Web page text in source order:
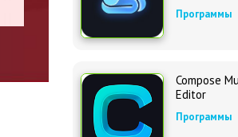
Программы
Compose
Editor
Программы